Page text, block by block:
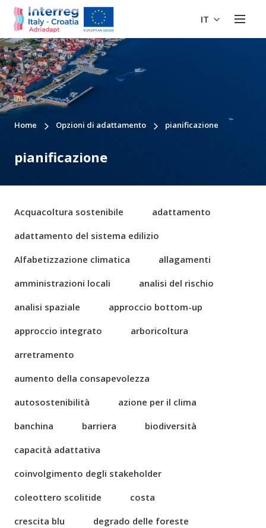
IT
Home Opzioni di adattamento pianificazione
pianificazione
Acquacoltura sostenibile
adattamento
adattamento del sistema edilizio
Alfabetizzazione climatica
allagamenti
amministrazioni locali
analisi del rischio
analisi spaziale
approccio bottom-up
approccio integrato
arboricoltura
arretramento
aumento della consapevolezza
autosostenibilità
azione per il clima
banchina
barriera
biodiversità
capacità adattativa
coinvolgimento degli stakeholder
coleottero scolitide
costa
crescita blu
degrado delle foreste